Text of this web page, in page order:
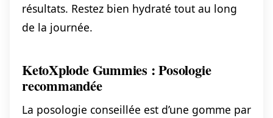
résultats. Restez bien hydraté tout au long
de la journée.
KetoXplode Gummies : Posologie
recommandée
La posologie conseillée est d’une gomme par